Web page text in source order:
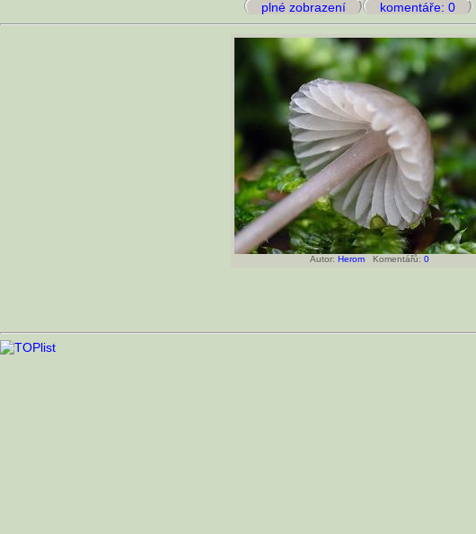
plné zobrazení komentáře: 0
Autor: HeromKomentářů: 0